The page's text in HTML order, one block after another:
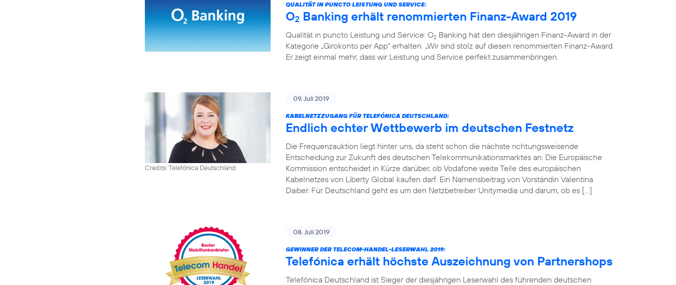
QUALITÄT IN PUNCTO LEISTUNG UND SERVICE:
O2 Banking erhält renommierten Finanz-Award 2019
Qualität in puncto Leistung und Service: O2 Banking hat den diesjährigen Finanz-Award in der
Kategorie „Girokonto per App“ erhalten. „Wir sind stolz auf diesen renommierten Finanz-Award.
Er zeigt einmal mehr, dass wir Leistung und Service perfekt zusammenbringen.
Credits: Telefónica Deutschland
09. Juli 2019
KABELNETZZUGANG FÜR TELEFÓNICA DEUTSCHLAND:
Endlich echter Wettbewerb im deutschen Festnetz
Die Frequenzauktion liegt hinter uns, da steht schon die nächste richtungsweisende
Entscheidung zur Zukunft des deutschen Telekommunikationsmarktes an: Die Europäische
Kommission entscheidet in Kürze darüber, ob Vodafone weite Teile des europäischen
Kabelnetzes von Liberty Global kaufen darf. Ein Namensbeitrag von Vorständin Valentina
Daiber. Für Deutschland geht es um den Netzbetreiber Unitymedia und darum, ob es […]
08. Juli 2019
GEWINNER DER TELECOM-HANDEL-LESERWAHL 2019:
Telefónica erhält höchste Auszeichnung von Partnershops
Telefónica Deutschland ist Sieger der diesjährigen Leserwahl des führenden deutschen